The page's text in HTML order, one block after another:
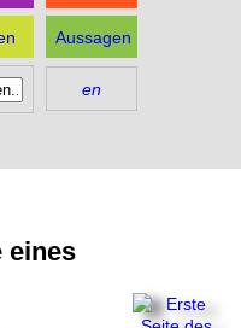
Aussagen
en
eines